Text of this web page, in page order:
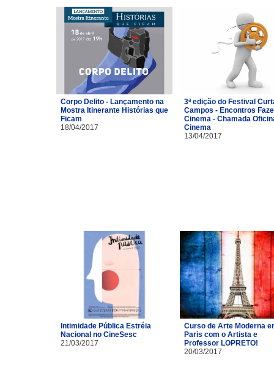
Corpo Delito - Lançamento na
Mostra Itinerante Histórias que
Ficam
18/04/2017
3ª edição do Festival
Campos - Encontros
Cinema - Chamada
Cinema
13/04/2017
Intimidade Pública Estréia
Nacional no CineSesc
21/03/2017
Curso de Arte Moderna
Paris com o Artista e
Professor LOPRETO!
20/03/2017